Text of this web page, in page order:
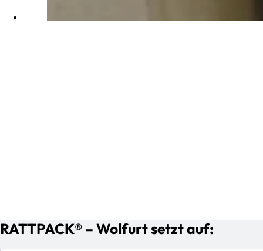
RATTPACK® – Wolfurt setzt auf: